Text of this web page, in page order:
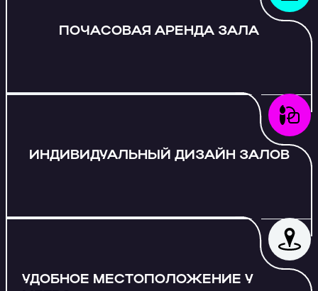
ПОЧАСОВАЯ АРЕНДА ЗАЛА
ИНДИВИДУАЛЬНЫЙ ДИЗАЙН ЗАЛОВ
УДОБНОЕ МЕСТОПОЛОЖЕНИЕ У